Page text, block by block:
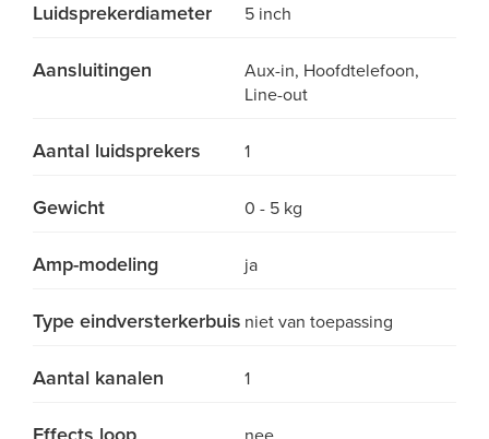
Luidsprekerdiameter 5 inch
Aansluitingen
Aux-in, Hoofdtelefoon,
Line-out
Aantal luidsprekers 1
Gewicht 0 - 5 kg
Amp-modeling ja
Type eindversterkerbuis niet van toepassing
Aantal kanalen 1